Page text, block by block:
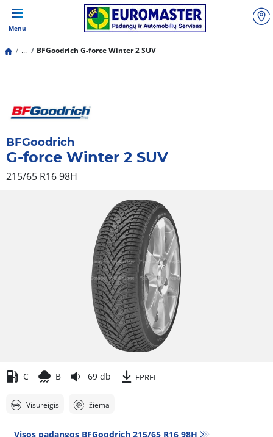
Menu
... BFGoodrich G-force Winter 2 SUV
BFGoodrich
G-force Winter 2 SUV
215/65 R16 98H
C B 69 db EPREL
Visureigis žiema
Visos padangos BFGoodrich 215/65 R16 98H